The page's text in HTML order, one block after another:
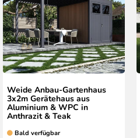
Weide Anbau-Gartenhaus
3x2m Gerätehaus aus
Aluminium & WPC in
Anthrazit & Teak
Bald verfügbar